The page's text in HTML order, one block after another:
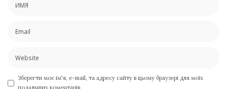
Зберегти моє ім'я, e-mail, та адресу сайту в цьому браузері для моїх
подальших коментарів.